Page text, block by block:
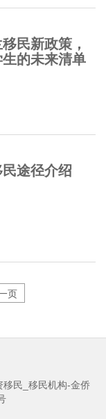
民新政策，
的未来清单
途径介绍
页
移民_移民机构-金侨